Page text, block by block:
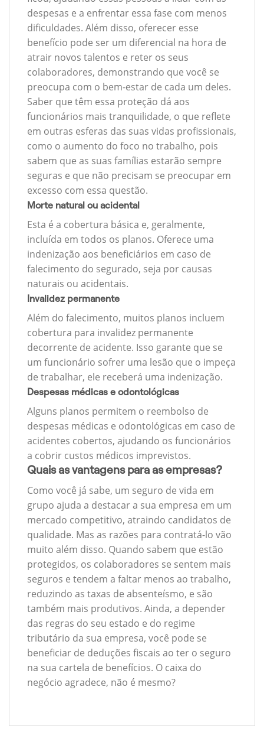
despesas e a enfrentar essa fase com menos
dificuldades. Além disso, oferecer esse
benefício pode ser um diferencial na hora de
atrair novos talentos e reter os seus
colaboradores, demonstrando que você se
preocupa com o bem-estar de cada um deles.
Saber que têm essa proteção dá aos
funcionários mais tranquilidade, o que reflete
em outras esferas das suas vidas profissionais,
como o aumento do foco no trabalho, pois
sabem que as suas famílias estarão sempre
seguras e que não precisam se preocupar em
excesso com essa questão.
Morte natural ou acidental
Esta é a cobertura básica e, geralmente,
incluída em todos os planos. Oferece uma
indenização aos beneficiários em caso de
falecimento do segurado, seja por causas
naturais ou acidentais.
Invalidez permanente
Além do falecimento, muitos planos incluem
cobertura para invalidez permanente
decorrente de acidente. Isso garante que se
um funcionário sofrer uma lesão que o impeça
de trabalhar, ele receberá uma indenização.
Despesas médicas e odontológicas
Alguns planos permitem o reembolso de
despesas médicas e odontológicas em caso de
acidentes cobertos, ajudando os funcionários
a cobrir custos médicos imprevistos.
Quais as vantagens para as empresas?
Como você já sabe, um seguro de vida em
grupo ajuda a destacar a sua empresa em um
mercado competitivo, atraindo candidatos de
qualidade. Mas as razões para contratá-lo vão
muito além disso. Quando sabem que estão
protegidos, os colaboradores se sentem mais
seguros e tendem a faltar menos ao trabalho,
reduzindo as taxas de absenteísmo, e são
também mais produtivos. Ainda, a depender
das regras do seu estado e do regime
tributário da sua empresa, você pode se
beneficiar de deduções fiscais ao ter o seguro
na sua cartela de benefícios. O caixa do
negócio agradece, não é mesmo?